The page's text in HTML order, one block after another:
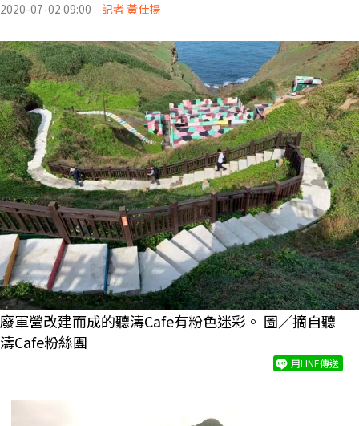
2020-07-02 09:00 記者 黃仕揚
廢軍營改建而成的聽濤Cafe有粉色迷彩。 圖／摘自聽
濤Cafe粉絲團
用LINE傳送